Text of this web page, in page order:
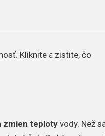
Kliknite a zistite, čo
zmien teploty vody. Než